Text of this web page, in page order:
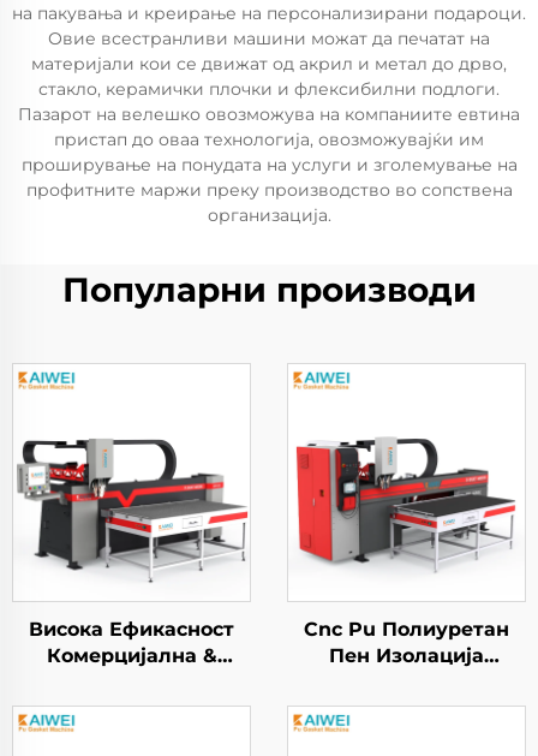
на пакувања и креирање на персонализирани подароци.
Овие всестранливи машини можат да печатат на
материјали кои се движат од акрил и метал до дрво,
стакло, керамички плочки и флексибилни подлоги.
Пазарот на велешко овозможува на компаниите евтина
пристап до оваа технологија, овозможувајќи им
проширување на понудата на услуги и зголемување на
профитните маржи преку производство во сопствена
организација.
Популарни производи
Висока Ефикасност
Комерцијална &
Филтер
Дистрибутивна
Cnc Pu Полиуретан
Пен Изолација
Наметнување и
Печатување за